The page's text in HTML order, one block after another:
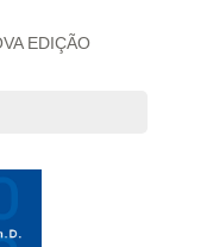
EDIÇÃO